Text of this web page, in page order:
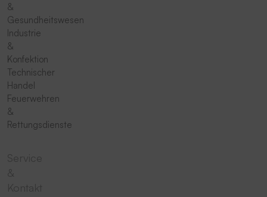
&
Gesundheitswesen
Industrie
&
Konfektion
Technischer
Handel
Feuerwehren
&
Rettungsdienste